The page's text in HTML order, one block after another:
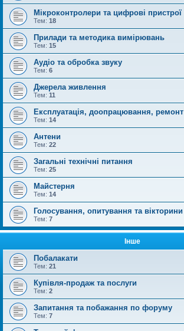
Мікроконтролери та цифрові пристрої
Тем: 18
Прилади та методика вимірювань
Тем: 15
Аудіо та обробка звуку
Тем: 6
Джерела живлення
Тем: 11
Експлуатація, доопрацювання, ремонт
Тем: 14
Антени
Тем: 22
Загальні технічні питання
Тем: 25
Майстерня
Тем: 14
Голосування, опитування та вікторини
Тем: 7
Інше
Побалакати
Тем: 21
Купівля-продаж та послуги
Тем: 2
Запитання та побажання по форуму
Тем: 7